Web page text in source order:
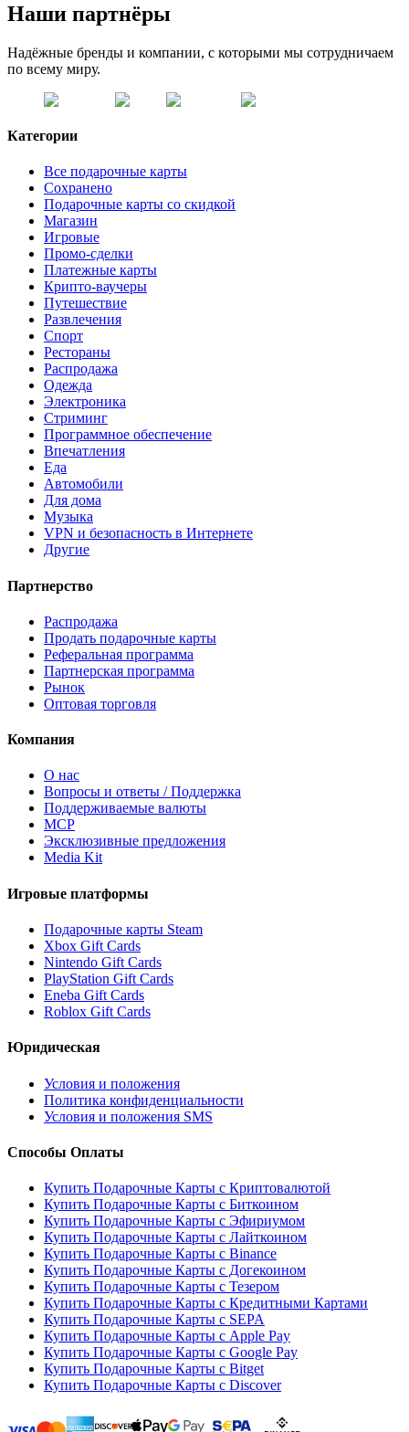
Наши партнёры
Надёжные бренды и компании, с которыми мы сотрудничаем
по всему миру.
Категории
Все подарочные карты
Сохранено
Подарочные карты со скидкой
Магазин
Игровые
Промо-сделки
Платежные карты
Крипто-ваучеры
Путешествие
Развлечения
Спорт
Рестораны
Распродажа
Одежда
Электроника
Стриминг
Программное обеспечение
Впечатления
Еда
Автомобили
Для дома
Музыка
VPN и безопасность в Интернете
Другие
Партнерство
Распродажа
Продать подарочные карты
Реферальная программа
Партнерская программа
Рынок
Оптовая торговля
Компания
О нас
Вопросы и ответы / Поддержка
Поддерживаемые валюты
MCP
Эксклюзивные предложения
Media Kit
Игровые платформы
Подарочные карты Steam
Xbox Gift Cards
Nintendo Gift Cards
PlayStation Gift Cards
Eneba Gift Cards
Roblox Gift Cards
Юридическая
Условия и положения
Политика конфиденциальности
Условия и положения SMS
Способы Оплаты
Купить Подарочные Карты с Криптовалютой
Купить Подарочные Карты с Биткоином
Купить Подарочные Карты с Эфириумом
Купить Подарочные Карты с Лайткоином
Купить Подарочные Карты с Binance
Купить Подарочные Карты с Догекоином
Купить Подарочные Карты с Тезером
Купить Подарочные Карты с Кредитными Картами
Купить Подарочные Карты с SEPA
Купить Подарочные Карты с Apple Pay
Купить Подарочные Карты с Google Pay
Купить Подарочные Карты с Bitget
Купить Подарочные Карты с Discover